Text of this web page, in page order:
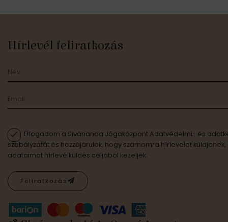
Hírlevél feliratkozás
Elfogadom a Sivánanda Jógaközpont Adatvédelmi- és
szabályzatát és hozzájárulok, hogy számomra hírlevelet küldjenek,
adataimat hírlevélküldés céljából kezeljék.
Feliratkozás